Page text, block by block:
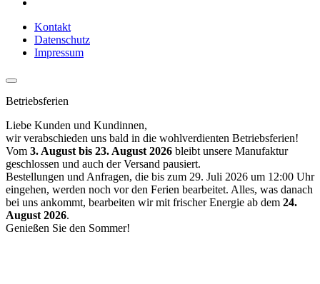
Kontakt
Datenschutz
Impressum
Betriebsferien
Liebe Kunden und Kundinnen,
wir verabschieden uns bald in die wohlverdienten Betriebsferien!
Vom 3. August bis 23. August 2026 bleibt unsere Manufaktur
geschlossen und auch der Versand pausiert.
Bestellungen und Anfragen, die bis zum 29. Juli 2026 um 12:00 Uhr
eingehen, werden noch vor den Ferien bearbeitet. Alles, was danach
bei uns ankommt, bearbeiten wir mit frischer Energie ab dem 24.
August 2026.
Genießen Sie den Sommer!